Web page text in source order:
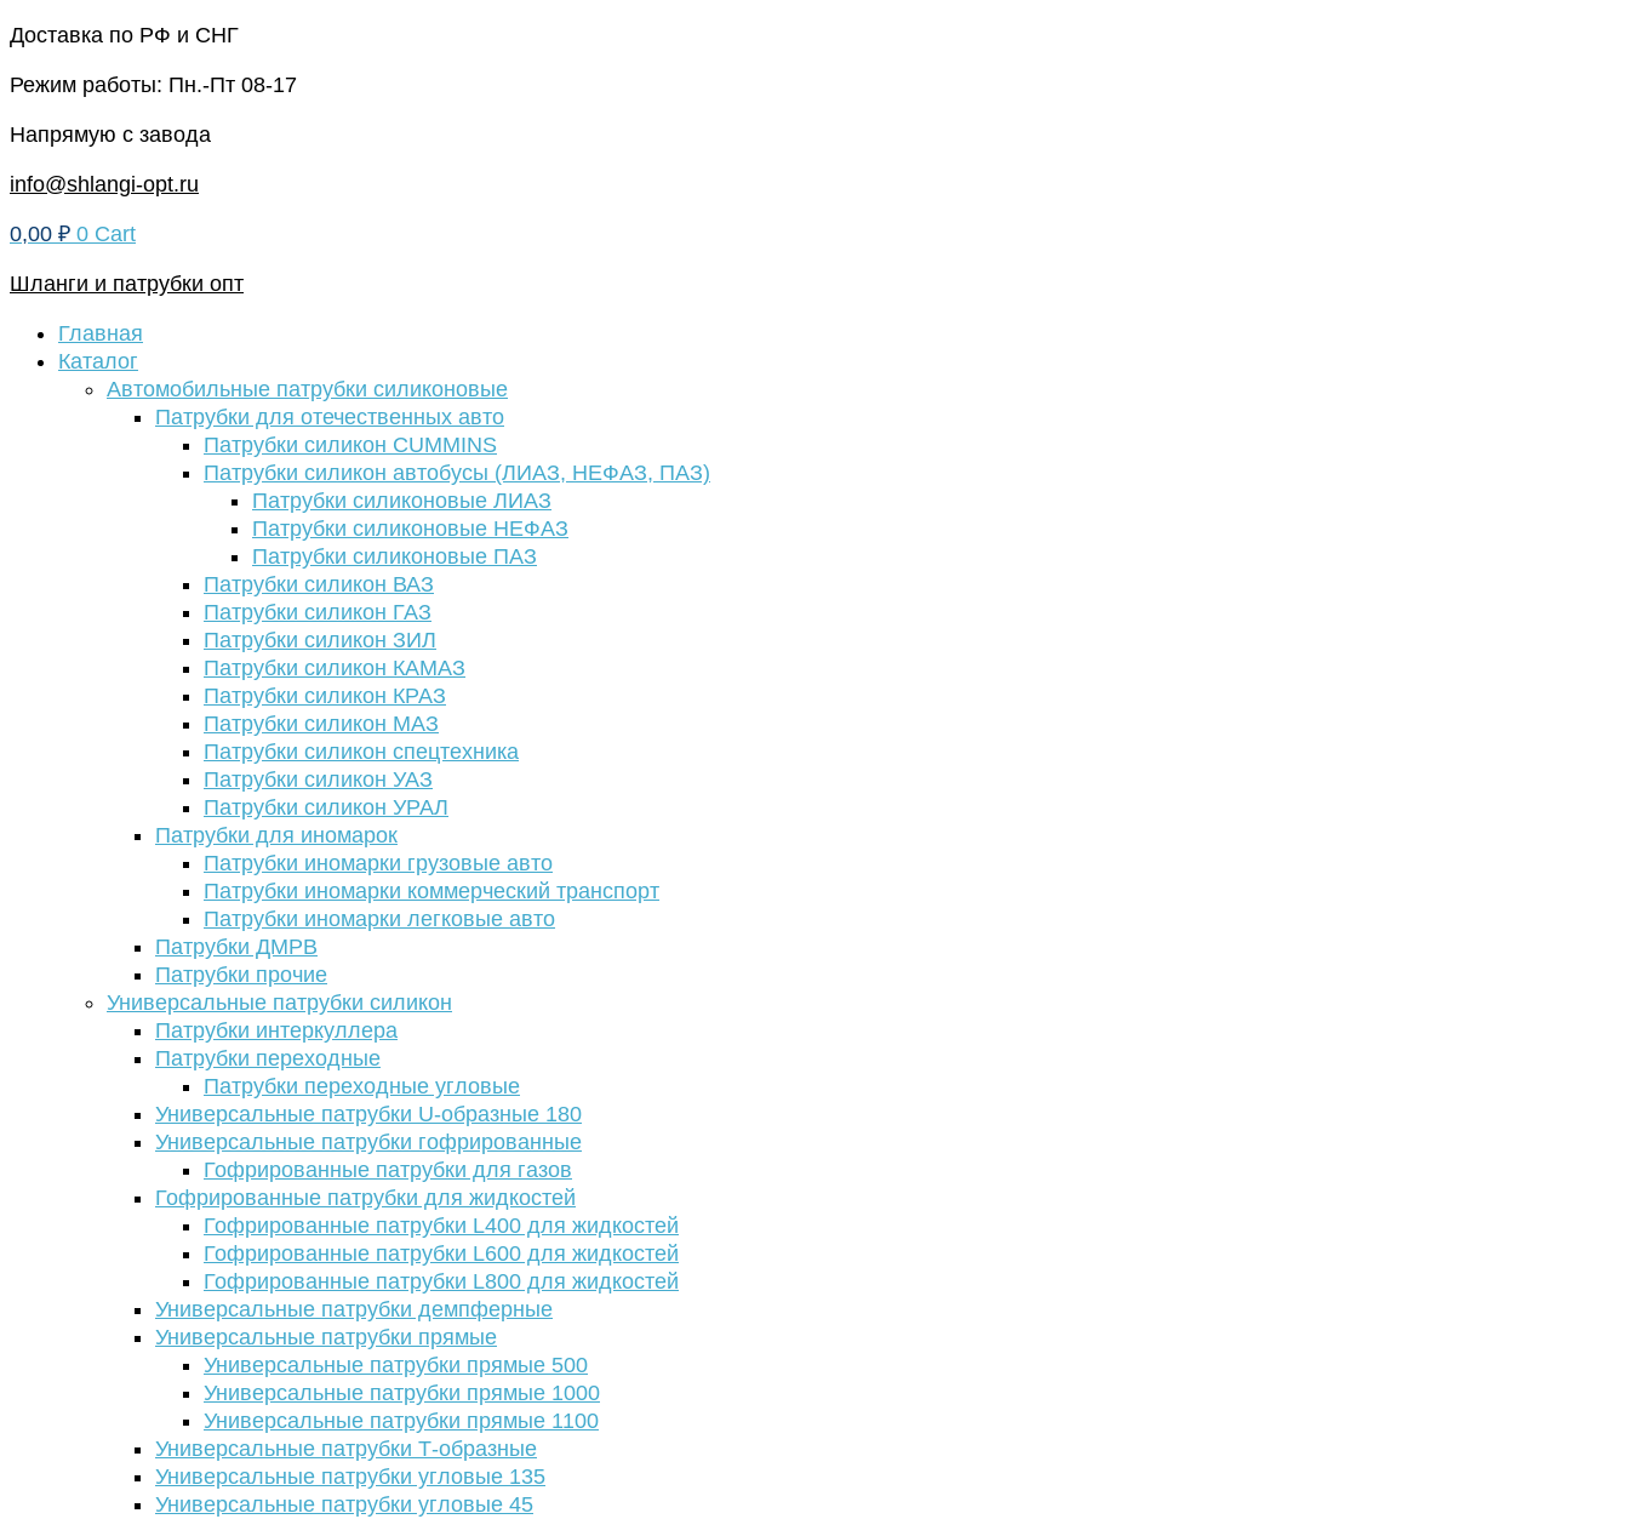
Перейти
содержимому
Доставка по РФ и СНГ
Режим работы: Пн.-Пт 08-17
Напрямую с завода
info@shlangi-opt.ru
0,00 ₽ 0 Cart
Шланги и патрубки опт
Главная
Каталог
Автомобильные патрубки силиконовые
Патрубки для отечественных авто
Патрубки силикон CUMMINS
Патрубки силикон автобусы (ЛИАЗ, НЕФАЗ, ПАЗ)
Патрубки силиконовые ЛИАЗ
Патрубки силиконовые НЕФАЗ
Патрубки силиконовые ПАЗ
Патрубки силикон ВАЗ
Патрубки силикон ГАЗ
Патрубки силикон ЗИЛ
Патрубки силикон КАМАЗ
Патрубки силикон КРАЗ
Патрубки силикон МАЗ
Патрубки силикон спецтехника
Патрубки силикон УАЗ
Патрубки силикон УРАЛ
Патрубки для иномарок
Патрубки иномарки грузовые авто
Патрубки иномарки коммерческий транспорт
Патрубки иномарки легковые авто
Патрубки ДМРВ
Патрубки прочие
Универсальные патрубки силикон
Патрубки интеркуллера
Патрубки переходные
Патрубки переходные угловые
Универсальные патрубки U-образные 180
Универсальные патрубки гофрированные
Гофрированные патрубки для газов
Гофрированные патрубки для жидкостей
Гофрированные патрубки L400 для жидкостей
Гофрированные патрубки L600 для жидкостей
Гофрированные патрубки L800 для жидкостей
Универсальные патрубки демпферные
Универсальные патрубки прямые
Универсальные патрубки прямые 500
Универсальные патрубки прямые 1000
Универсальные патрубки прямые 1100
Универсальные патрубки Т-образные
Универсальные патрубки угловые 135
Универсальные патрубки угловые 45